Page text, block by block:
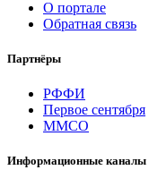
О портале
Обратная связь
Партнёры
РФФИ
Первое сентября
ММСО
Информационные каналы